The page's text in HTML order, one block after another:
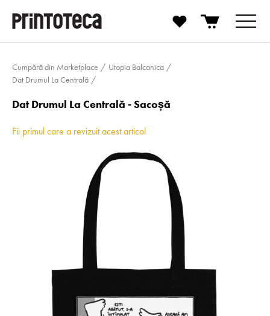
Cumpără din Marketplace
Utopia Balcanica
Dat Drumul La Centrală
Dat Drumul La Centrală - Sacoşă
Fii primul care a revizuit acest articol